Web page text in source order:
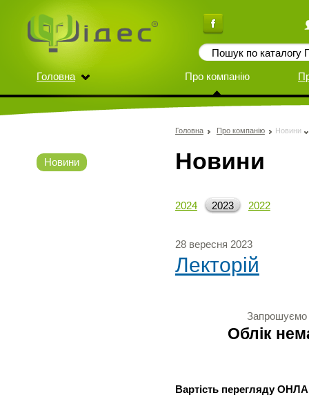
Головна Про компанію
Новини
Головна Про компанію Новини
Новини
2024 2023 2022
28 вересня 2023
Лекторій
Запрошуємо
Облік
Вартість перегляду